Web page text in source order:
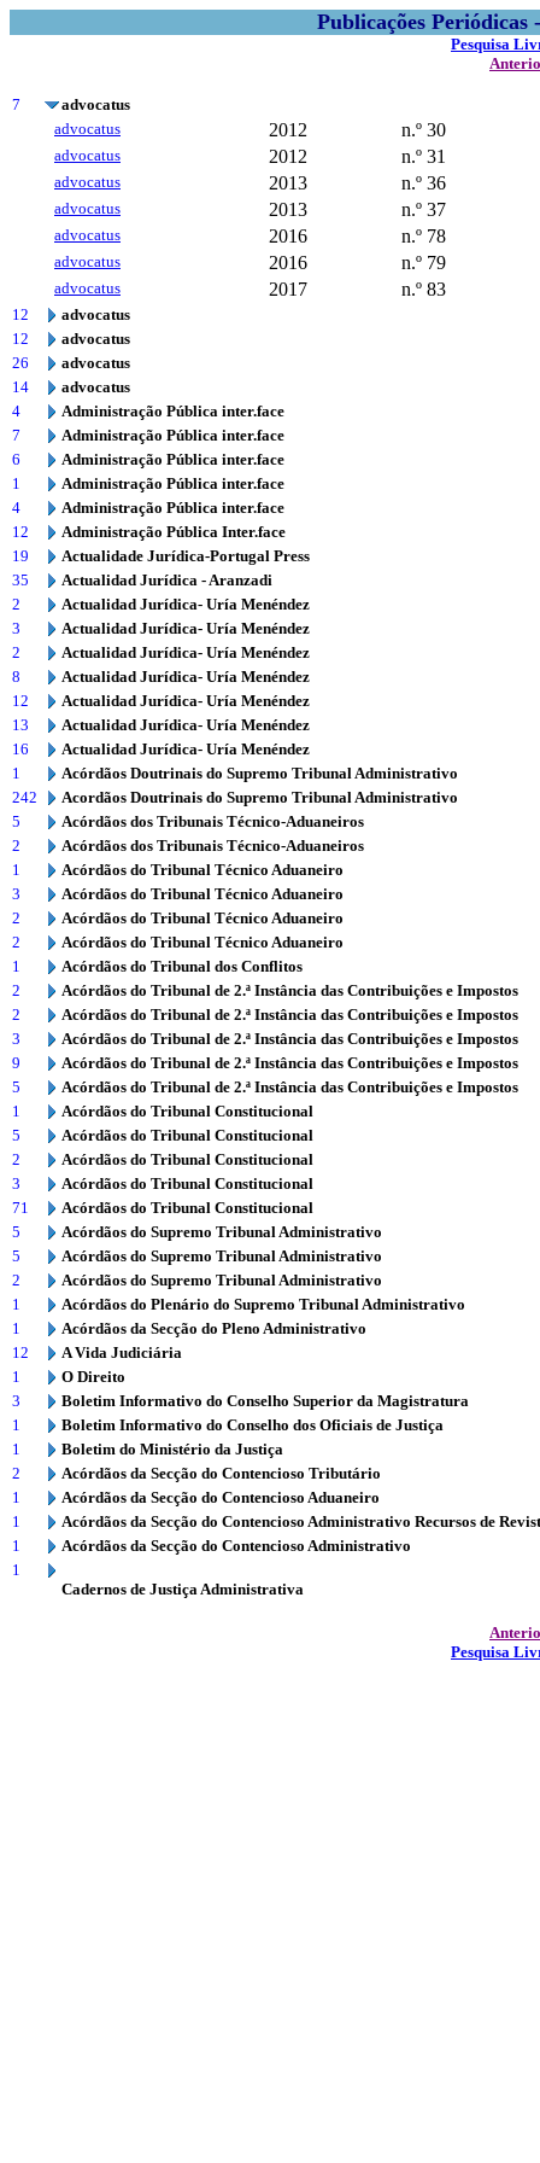
Publicações
Pesquisa
7
advocatus
advocatus
2012 n.º 30
advocatus 2012 n.º 31
advocatus 2013 n.º 36
advocatus 2013 n.º 37
advocatus 2016 n.º 78
advocatus 2016 n.º 79
advocatus 2017 n.º 83
12
advocatus
12
advocatus
26
advocatus
14
advocatus
4
Administração Pública inter.face
7
Administração Pública inter.face
6
Administração Pública inter.face
1
Administração Pública inter.face
4
Administração Pública inter.face
12
Administração Pública Inter.face
19
Actualidade Jurídica-Portugal Press
35
Actualidad Jurídica - Aranzadi
2
Actualidad Jurídica- Uría Menéndez
3
Actualidad Jurídica- Uría Menéndez
2
Actualidad Jurídica- Uría Menéndez
8
Actualidad Jurídica- Uría Menéndez
12
Actualidad Jurídica- Uría Menéndez
13
Actualidad Jurídica- Uría Menéndez
16
Actualidad Jurídica- Uría Menéndez
1
Acórdãos Doutrinais do Supremo Tribunal Administrativo
242
Acordãos Doutrinais do Supremo Tribunal Administrativo
5
Acórdãos dos Tribunais Técnico-Aduaneiros
2
Acórdãos dos Tribunais Técnico-Aduaneiros
1
Acórdãos do Tribunal Técnico Aduaneiro
3
Acórdãos do Tribunal Técnico Aduaneiro
2
Acórdãos do Tribunal Técnico Aduaneiro
2
Acórdãos do Tribunal Técnico Aduaneiro
1
Acórdãos do Tribunal dos Conflitos
2
Acórdãos do Tribunal de 2.ª Instância das Contribuições e Impostos
2
Acórdãos do Tribunal de 2.ª Instância das Contribuições e Impostos
3
Acórdãos do Tribunal de 2.ª Instância das Contribuições e Impostos
9
Acórdãos do Tribunal de 2.ª Instância das Contribuições e Impostos
5
Acórdãos do Tribunal de 2.ª Instância das Contribuições e Impostos
1
Acórdãos do Tribunal Constitucional
5
Acórdãos do Tribunal Constitucional
2
Acórdãos do Tribunal Constitucional
3
Acórdãos do Tribunal Constitucional
71
Acórdãos do Tribunal Constitucional
5
Acórdãos do Supremo Tribunal Administrativo
5
Acórdãos do Supremo Tribunal Administrativo
2
Acórdãos do Supremo Tribunal Administrativo
1
Acórdãos do Plenário do Supremo Tribunal Administrativo
1
Acórdãos da Secção do Pleno Administrativo
12
A Vida Judiciária
1
O Direito
3
Boletim Informativo do Conselho Superior da Magistratura
1
Boletim Informativo do Conselho dos Oficiais de Justiça
1
Boletim do Ministério da Justiça
2
Acórdãos da Secção do Contencioso Tributário
1
Acórdãos da Secção do Contencioso Aduaneiro
1
Acórdãos da Secção do Contencioso Administrativo Recursos de
1
Acórdãos da Secção do Contencioso Administrativo
1
Cadernos de Justiça Administrativa
Pesquisa